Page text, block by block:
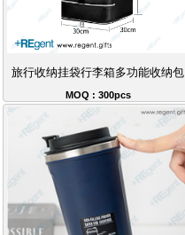
旅行收纳挂袋行李箱多功能收纳包
MOQ : 300pcs